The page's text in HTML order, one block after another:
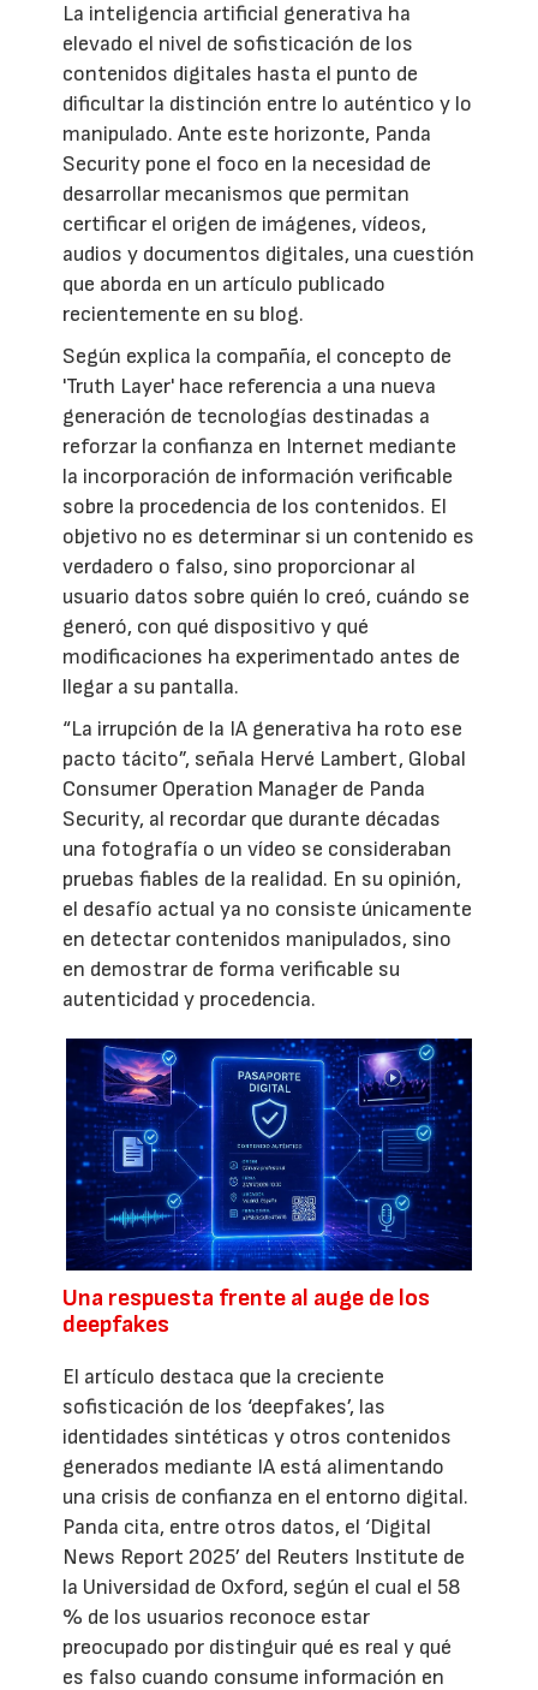
La inteligencia artificial generativa ha
elevado el nivel de sofisticación de los
contenidos digitales hasta el punto de
dificultar la distinción entre lo auténtico y lo
manipulado. Ante este horizonte, Panda
Security pone el foco en la necesidad de
desarrollar mecanismos que permitan
certificar el origen de imágenes, vídeos,
audios y documentos digitales, una cuestión
que aborda en un artículo publicado
recientemente en su blog.
Según explica la compañía, el concepto de
'Truth Layer' hace referencia a una nueva
generación de tecnologías destinadas a
reforzar la confianza en Internet mediante
la incorporación de información verificable
sobre la procedencia de los contenidos. El
objetivo no es determinar si un contenido es
verdadero o falso, sino proporcionar al
usuario datos sobre quién lo creó, cuándo se
generó, con qué dispositivo y qué
modificaciones ha experimentado antes de
llegar a su pantalla.
“La irrupción de la IA generativa ha roto ese
pacto tácito”, señala Hervé Lambert, Global
Consumer Operation Manager de Panda
Security, al recordar que durante décadas
una fotografía o un vídeo se consideraban
pruebas fiables de la realidad. En su opinión,
el desafío actual ya no consiste únicamente
en detectar contenidos manipulados, sino
en demostrar de forma verificable su
autenticidad y procedencia.
Una respuesta frente al auge de los
deepfakes
El artículo destaca que la creciente
sofisticación de los ‘deepfakes’, las
identidades sintéticas y otros contenidos
generados mediante IA está alimentando
una crisis de confianza en el entorno digital.
Panda cita, entre otros datos, el ‘Digital
News Report 2025’ del Reuters Institute de
la Universidad de Oxford, según el cual el 58
% de los usuarios reconoce estar
preocupado por distinguir qué es real y qué
es falso cuando consume información en